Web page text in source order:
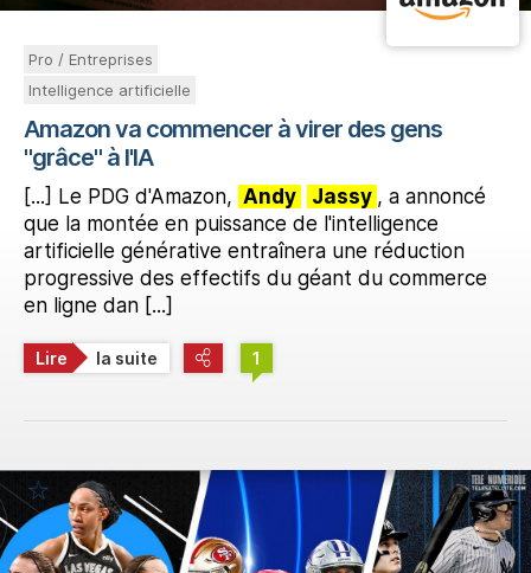
Pro / Entreprises
Intelligence artificielle
Amazon va commencer à virer des gens
"grâce" à l'IA
[...] Le PDG d'Amazon, Andy Jassy , a annoncé
que la montée en puissance de l'intelligence
artificielle générative entraînera une réduction
progressive des effectifs du géant du commerce
en ligne dan [...]
Lire la suite 1